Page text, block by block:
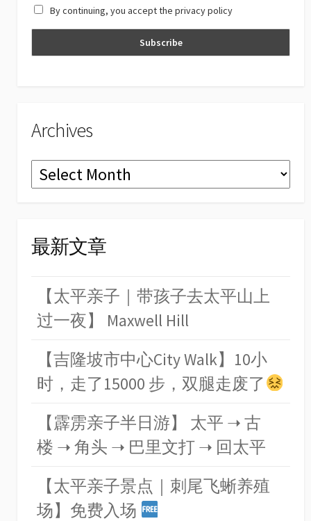
n
el
By continuing, you accept the privacy policy
Archives
Archives
最新文章
【太平亲子｜带孩子去太平山上
过一夜】 Maxwell Hill
【吉隆坡市中心City Walk】10小
时，走了15000 步，双腿走废了
【霹雳亲子半日游】 太平 ➝ 古
楼 ➝ 角头 ➝ 巴里文打 ➝ 回太平
【太平亲子景点｜刺尾飞蜥养殖
场】免费入场